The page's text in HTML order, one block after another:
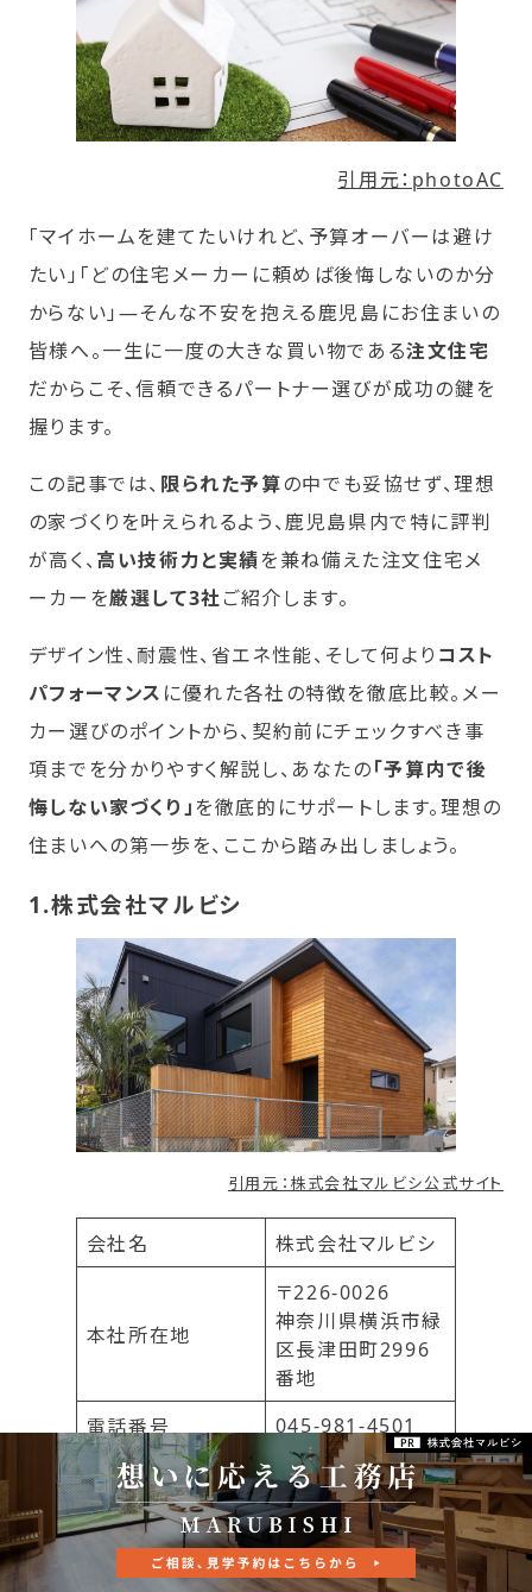
引用元：photoAC
「マイホームを建てたいけれど、予算オーバーは避け
たい」「どの住宅メーカーに頼めば後悔しないのか分
からない」―そんな不安を抱える鹿児島にお住まいの
皆様へ。一生に一度の大きな買い物である注文住宅
だからこそ、信頼できるパートナー選びが成功の鍵を
握ります。
この記事では、 限られた予算の中でも妥協せず、理想
の家づくりを叶えられるよう、鹿児島県内で特に評判
が高く、高い技術力と実績を兼ね備えた注文住宅メ
ーカーを厳選して3社ご紹介します。
デザイン性、耐震性、省エネ性能、そして何より コスト
パフォーマンス に優れた各社の特徴を徹底比較。メー
カー選びのポイントから、契約前にチェックすべき事
項までを分かりやすく解説し、あなたの「予算内で後
悔しない家づくり」 を徹底的にサポートします。理想の
住まいへの第一歩を、ここから踏み出しましょう。
1.株式会社マルビシ
引用元：株式会社マルビシ公式サイト
会社名 株式会社マルビシ
本社所在地
〒226-0026
神奈川県横浜市緑
区長津田町2996
番地
電話番号
045-981-4501
公式サイトURL
https://www.m
arubishi-
2×4.co.jp/